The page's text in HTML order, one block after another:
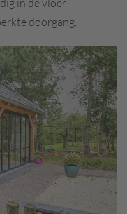
doorgang.